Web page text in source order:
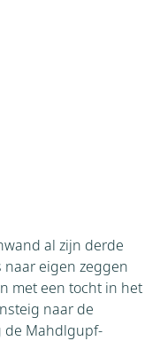
al zijn derde
naar eigen zeggen
met een tocht in het
naar de
de Mahdlgupf-